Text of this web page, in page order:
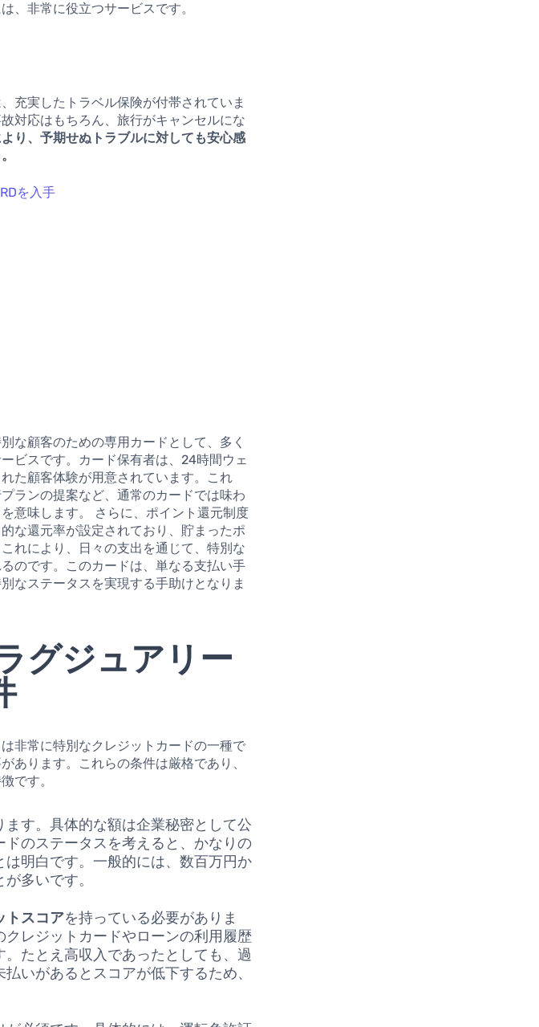
、非常に役立つサービスです。
充実したトラベル保険が付帯されていま
対応はもちろん、旅行がキャンセルにな
り、予期せぬトラブルに対しても安心感
を入手
な顧客のための専用カードとして、多く
ビスです。カード保有者は、24時間ウェ
た顧客体験が用意されています。これ
ランの提案など、通常のカードでは味わ
意味します。 さらに、ポイント還元制度
な還元率が設定されており、貯まったポ
れにより、日々の支出を通じて、特別な
のです。このカードは、単なる支払い手
なステータスを実現する手助けとなりま
グジュアリー
非常に特別なクレジットカードの一種で
あります。これらの条件は厳格であり、
です。
す。具体的な額は企業秘密として公
のステータスを考えると、かなりの
明白です。一般的には、数百万円か
多いです。
トスコアを持っている必要がありま
レジットカードやローンの利用履歴
たとえ高収入であったとしても、過
いがあるとスコアが低下するため、